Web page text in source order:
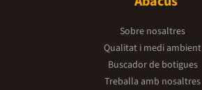
Sobre nosaltres
Qualitat i medi ambient
Buscador de botigues
Treballa amb nosaltres